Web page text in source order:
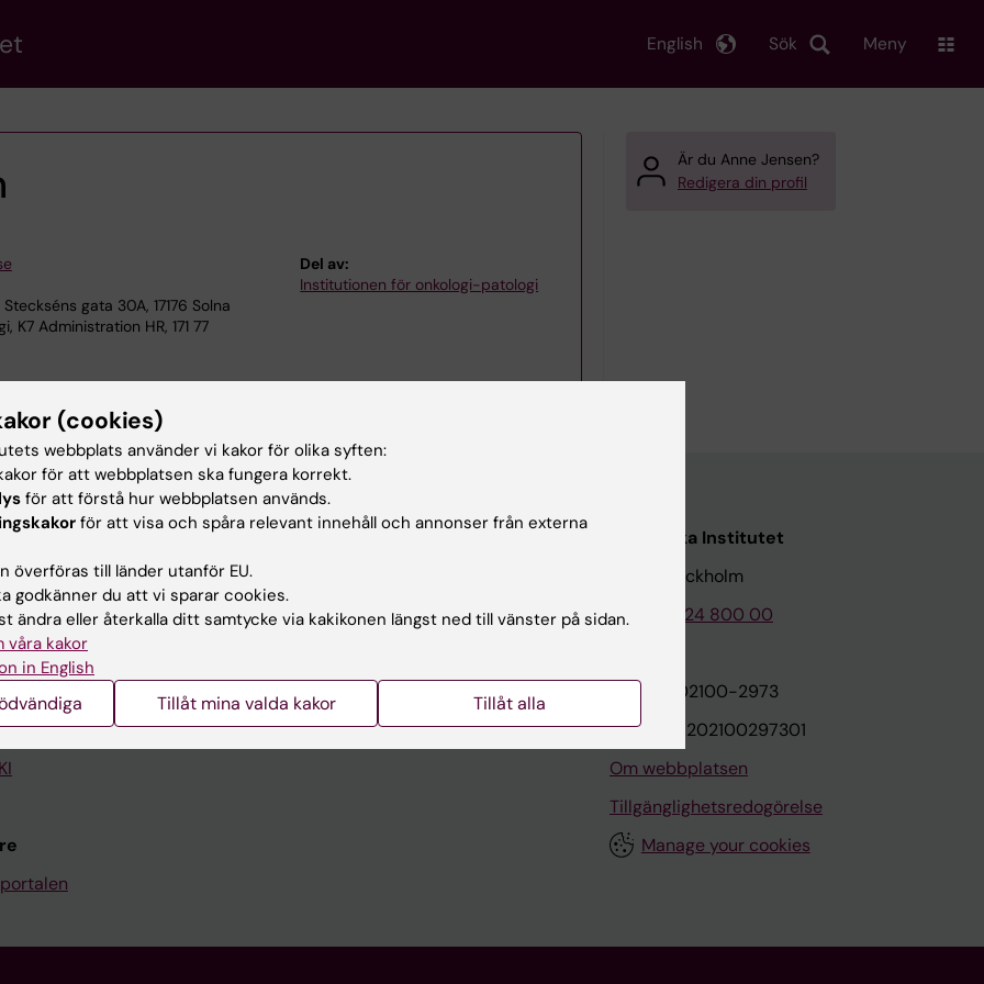
Sök
English Meny
gata 30A, 17176 Solna
K7 Administration HR, 171 77
Del av:
Institutionen för onkologi-patologi
Är du Anne Jensen?
Redigera din profil
Stöd forskning och utbildning
Karolinska Institutet Innovation
Kontakta presstjänsten
Karolinska Institutet
171 77 Stockholm
Tel: 08-524 800 00
Org.nr: 202100-2973
VAT.nr: SE202100297301
Om webbplatsen
Tillgänglighetsredogörelse
Manage your cookies
(cookies)
webbplats använder vi kakor för olika syften:
för att webbplatsen ska fungera korrekt.
för att förstå hur webbplatsen används.
för att visa och spåra relevant innehåll och annonser från externa
överföras till länder utanför EU.
godkänner du att vi sparar cookies.
ändra eller återkalla ditt samtycke via kakikonen längst ned till vänster på sidan.
våra kakor
in English
Tillåt mina valda kakor Tillåt alla